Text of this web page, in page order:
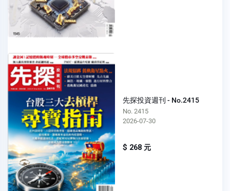
先探投資週刊 - No.2415
No. 2415
2026-07-30
$ 268 元